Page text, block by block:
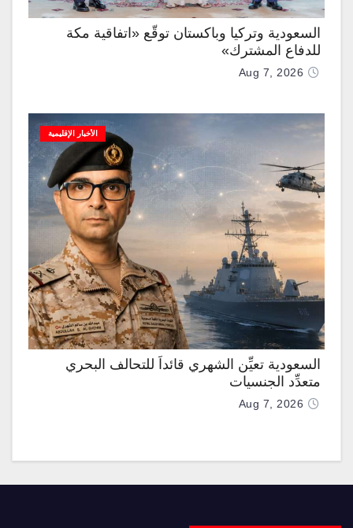
السعودية وتركيا وباكستان توقّع «اتفاقية مكة
للدفاع المشترك»
Aug 7, 2026
الأخبار الإقليمية
السعودية تعيِّن الشهري قائداً للتحالف البحري
متعدِّد الجنسيات
Aug 7, 2026